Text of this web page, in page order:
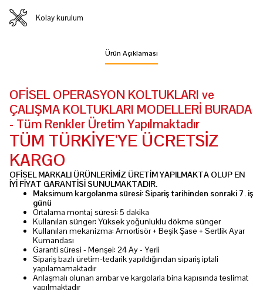
Kolay kurulum
Ürün Açıklaması
OFİSEL OPERASYON KOLTUKLARI ve
ÇALIŞMA KOLTUKLARI MODELLERİ BURADA
- Tüm Renkler Üretim Yapılmaktadır
TÜM TÜRKİYE'YE ÜCRETSİZ
KARGO
OFİSEL MARKALI ÜRÜNLERİMİZ ÜRETİM YAPILMAKTA OLUP EN
İYİ FİYAT GARANTİSİ SUNULMAKTADIR.
Maksimum kargolanma süresi: Sipariş tarihinden sonraki 7. iş
günü
Ortalama montaj süresi: 5 dakika
Kullanılan sünger: Yüksek yoğunluklu dökme sünger
Kullanılan mekanizma: Amortisör + Beşik Şase + Sertlik Ayar
Kumandası
Garanti süresi - Menşei: 24 Ay - Yerli
Sipariş bazlı üretim-tedarik yapıldığından sipariş iptali
yapılamamaktadır
Anlaşmalı olunan ambar ve kargolarla bina kapısında teslimat
yapılmaktadır